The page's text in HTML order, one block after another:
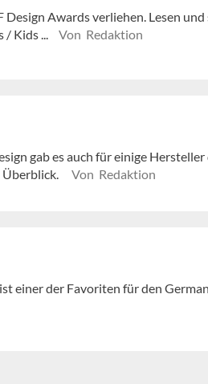
Awards verliehen. Lesen und
/ Kids ...
Von Redaktion
gab es auch für einige Hersteller
Überblick.
Von Redaktion
einer der Favoriten für den